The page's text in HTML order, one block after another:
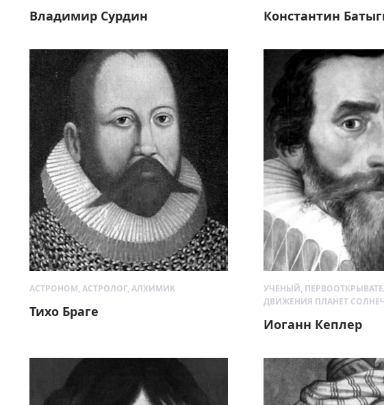
Владимир Сурдин Константин
АСТРОНОМ, АСТРОЛОГ, АЛХИМИК
Тихо Браге
УЧЕНЫЙ,
ДВИЖЕНИЯ ПЛАНЕТ
Иоганн Кеплер